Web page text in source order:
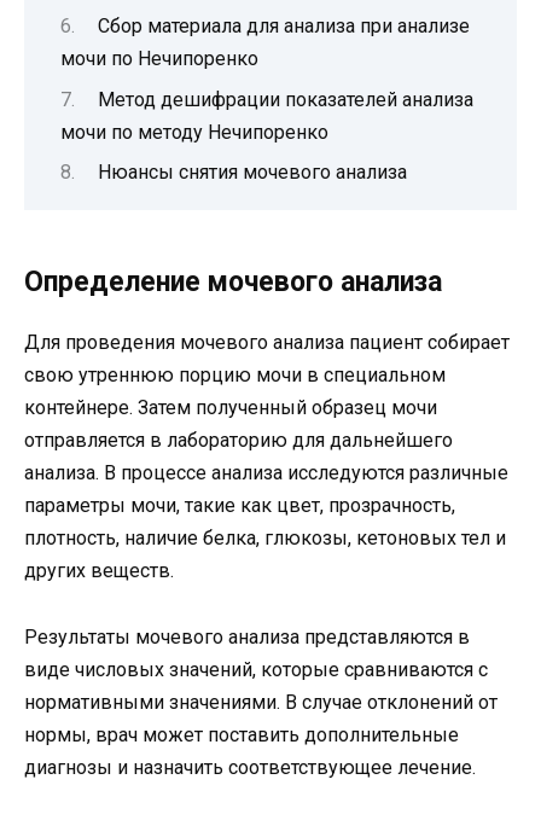
Сбор материала для анализа при анализе
мочи по Нечипоренко
Метод дешифрации показателей анализа
мочи по методу Нечипоренко
Нюансы снятия мочевого анализа
Определение мочевого анализа
Для проведения мочевого анализа пациент собирает
свою утреннюю порцию мочи в специальном
контейнере. Затем полученный образец мочи
отправляется в лабораторию для дальнейшего
анализа. В процессе анализа исследуются различные
параметры мочи, такие как цвет, прозрачность,
плотность, наличие белка, глюкозы, кетоновых тел и
других веществ.
Результаты мочевого анализа представляются в
виде числовых значений, которые сравниваются с
нормативными значениями. В случае отклонений от
нормы, врач может поставить дополнительные
диагнозы и назначить соответствующее лечение.